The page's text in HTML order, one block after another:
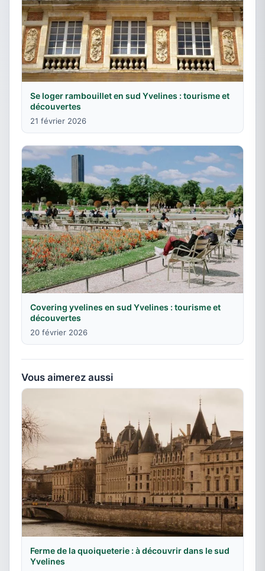
Se loger rambouillet en sud Yvelines : tourisme et
découvertes
21 février 2026
Covering yvelines en sud Yvelines : tourisme et
découvertes
20 février 2026
Vous aimerez aussi
Ferme de la quoiqueterie : à découvrir dans le sud
Yvelines